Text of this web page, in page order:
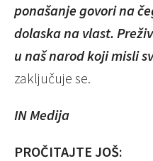
ponašanjegovorinač
dolaskana vlast. Prež
unašnarodkojimisli
zaključuje se.
IN Medija
PROČITAJTE JOŠ: